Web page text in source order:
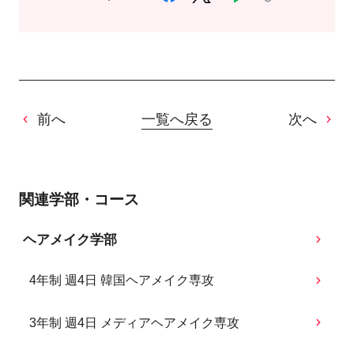
前へ 一覧へ戻る 次へ
関連学部・コース
ヘアメイク学部
4年制 週4日 韓国ヘアメイク専攻
3年制 週4日 メディアヘアメイク専攻